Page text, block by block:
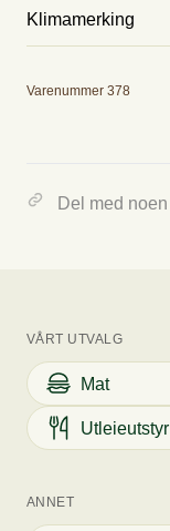
Klimamerking
Varenummer 378
Del med noen
VÅRT UTVALG
Mat
Utleieutstyr
ANNET